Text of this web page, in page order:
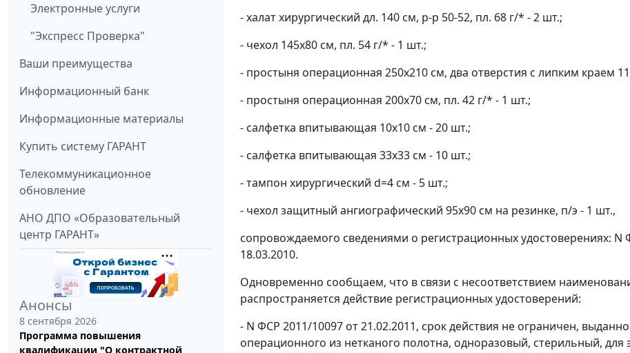
Электронные услуги
"Экспресс Проверка"
Ваши преимущества
Информационный банк
Информационные материалы
Купить систему ГАРАНТ
Телекоммуникационное
обновление
АНО ДПО «Образовательный
центр ГАРАНТ»
Анонсы
8 сентября 2026
Программа повышения
квалификации "О контрактной
- халат хирургический дл. 140 см, р-р 50-52, пл. 68 г/* - 2 шт.;
- чехол 145x80 см, пл. 54 г/* - 1 шт.;
- простыня операционная 250x210 см, два отверстия с липким краем
- простыня операционная 200x70 см, пл. 42 г/* - 1 шт.;
- салфетка впитывающая 10x10 см - 20 шт.;
- салфетка впитывающая 33x33 см - 10 шт.;
- тампон хирургический d=4 см - 5 шт.;
- чехол защитный ангиографический 95x90 см на резинке, п/э - 1 шт.,
сопровождаемого сведениями о регистрационных удостоверениях:
18.03.2010.
Одновременно сообщаем, что в связи с несоответствием
распространяется действие регистрационных удостоверений:
- N ФСР 2011/10097 от 21.02.2011, срок действия не ограничен,
операционного из нетканого полотна, одноразовый, стерильный,